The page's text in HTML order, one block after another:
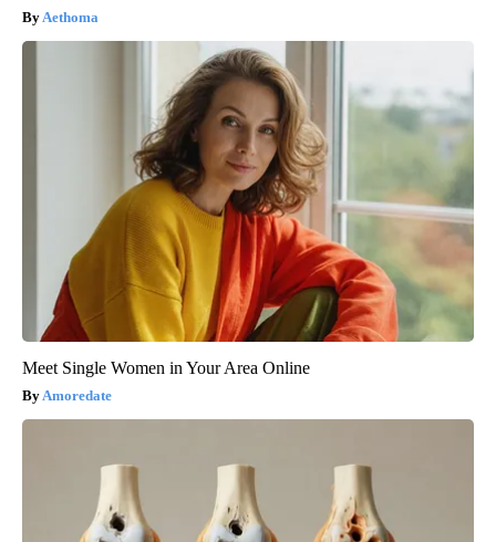
Aethoma
Meet Single Women in Your Area Online
Amoredate